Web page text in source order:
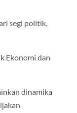
segi politik,
Ekonomi dan
dinamika